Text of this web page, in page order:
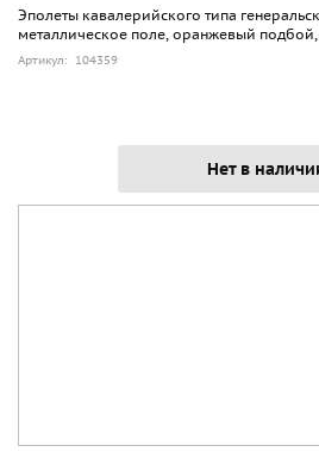
Эполеты кавалерийского типа
металлическое поле, оранжевый подбой,
Артикул: 104359
Нет в